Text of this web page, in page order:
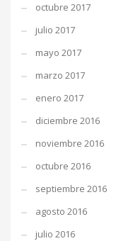
octubre 2017
julio 2017
mayo 2017
marzo 2017
enero 2017
diciembre 2016
noviembre 2016
octubre 2016
septiembre 2016
agosto 2016
julio 2016